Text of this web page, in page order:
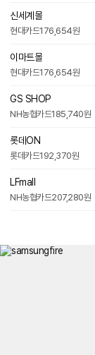
신세계몰
현대카드176,654원
이마트몰
현대카드176,654원
GS SHOP
NH농협카드185,740원
롯데ON
롯데카드192,370원
LFmall
NH농협카드207,280원